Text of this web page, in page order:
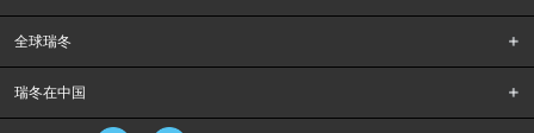
全球瑞冬
瑞冬在中国